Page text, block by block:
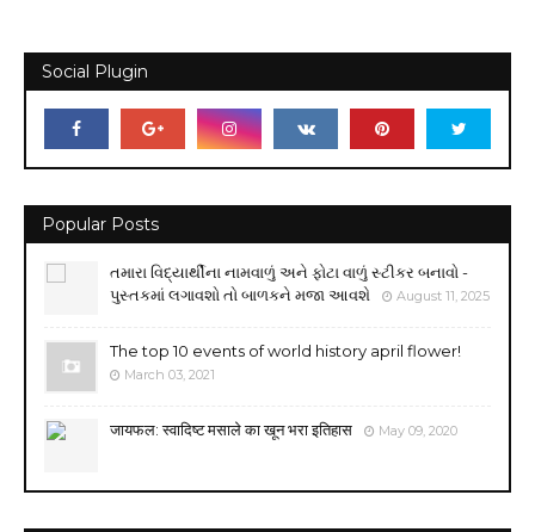
Social Plugin
Popular Posts
તમારા વિદ્યાર્થીના નામવાળું અને ફોટા વાળું સ્ટીકર બનાવો -
પુસ્તકમાં લગાવશો તો બાળકને મજા આવશે
August 11, 2025
The top 10 events of world history april flower!
March 03, 2021
जायफल: स्वादिष्ट मसाले का खून भरा इतिहास May 09, 2020